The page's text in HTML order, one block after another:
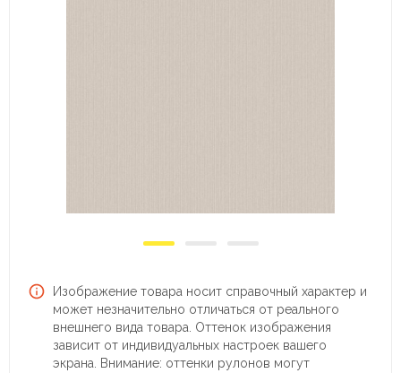
Изображение товара носит справочный характер и
может незначительно отличаться от реального
внешнего вида товара. Оттенок изображения
зависит от индивидуальных настроек вашего
экрана. Внимание: оттенки рулонов могут